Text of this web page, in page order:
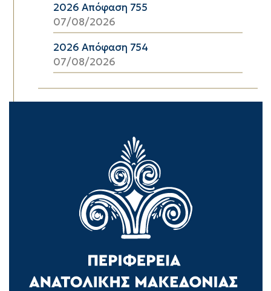
2026 Απόφαση 755
07/08/2026
2026 Απόφαση 754
07/08/2026